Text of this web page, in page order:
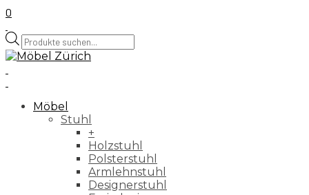
0
Products
search
Möbel
Stuhl
+
Holzstuhl
Polsterstuhl
Armlehnstuhl
Designerstuhl